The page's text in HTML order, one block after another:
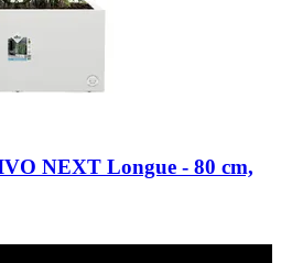
NEXT Longue -​ 80 cm,